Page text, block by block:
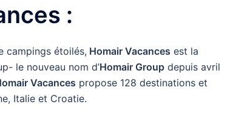
:
campings étoilés, Homair Vacances est la
le nouveau nom d’Homair Group depuis avril
Vacances propose 128 destinations et
Italie et Croatie.